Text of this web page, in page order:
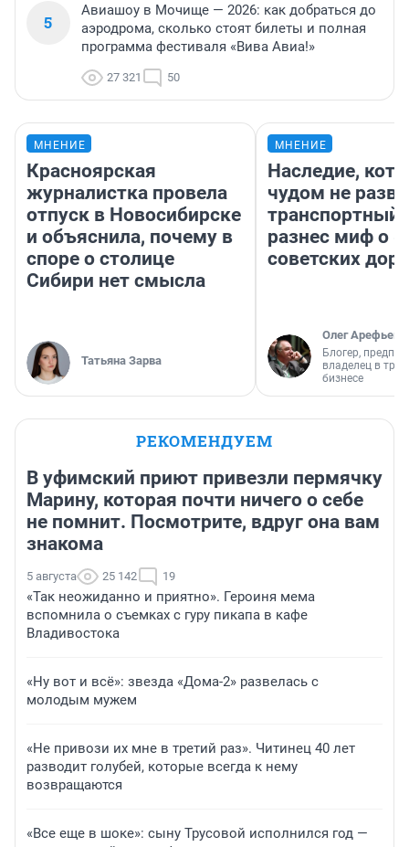
5
Авиашоу в Мочище — 2026: как добраться до
аэродрома, сколько стоят билеты и полная
программа фестиваля «Вива Авиа!»
27 321 50
МНЕНИЕ
Красноярская
журналистка провела
отпуск в Новосибирске
и объяснила, почему в
споре о столице
Сибири нет смысла
Татьяна Зарва
МНЕНИЕ
Наследие,
чудом не
транспортный
разнес миф о
советских
Олег Арефьев
Блогер,
владелец в
бизнесе
РЕКОМЕНДУЕМ
В уфимский приют привезли пермячку
Марину, которая почти ничего о себе
не помнит. Посмотрите, вдруг она вам
знакома
5 августа 25 142 19
«Так неожиданно и приятно». Героиня мема
вспомнила о съемках с гуру пикапа в кафе
Владивостока
«Ну вот и всё»: звезда «Дома-2» развелась с
молодым мужем
«Не привози их мне в третий раз». Читинец 40 лет
разводит голубей, которые всегда к нему
возвращаются
«Все еще в шоке»: сыну Трусовой исполнился год —